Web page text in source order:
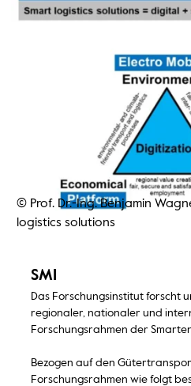
© Prof. Dr.-Ing. Benjamin
logistics solutions
SMI
Das Forschungsinstitut forscht
regionaler, nationaler und
Forschungsrahmen der
Bezogen auf den
Forschungsrahmen wie folgt